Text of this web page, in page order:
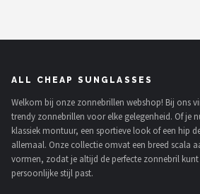
ALL CHEAP SUNGLASSES
Welkom bij onze zonnebrillen webshop! Bij ons
trendy zonnebrillen voor elke gelegenheid. Of je
klassiek montuur, een sportieve look of een hip
allemaal. Onze collectie omvat een breed scala
vormen, zodat je altijd de perfecte zonnebril
persoonlijke stijl past.